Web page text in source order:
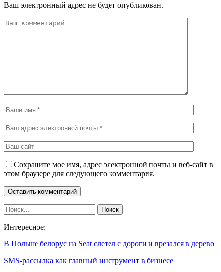
Ваш электронный адрес не будет опубликован.
Сохраните мое имя, адрес электронной почты и веб-сайт в
этом браузере для следующего комментария.
Интересное:
В Польше белорус на Seat слетел с дороги и врезался в дерево
SMS-рассылка как главный инструмент в бизнесе